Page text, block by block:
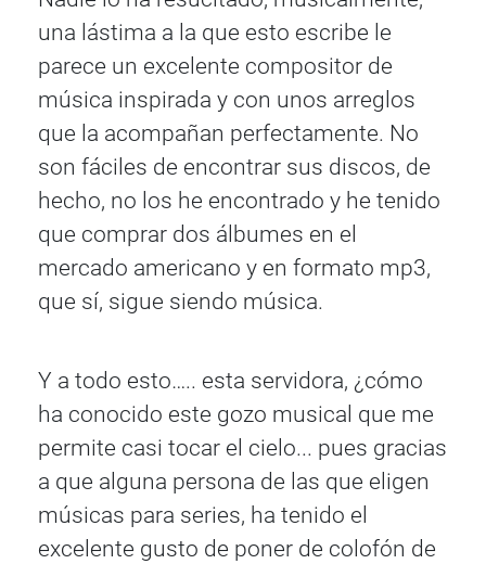
una lástima a la que esto escribe le
parece un excelente compositor de
música inspirada y con unos arreglos
que la acompañan perfectamente. No
son fáciles de encontrar sus discos, de
hecho, no los he encontrado y he tenido
que comprar dos álbumes en el
mercado americano y en formato mp3,
que sí, sigue siendo música.
Y a todo esto….. esta servidora, ¿cómo
ha conocido este gozo musical que me
permite casi tocar el cielo... pues gracias
a que alguna persona de las que eligen
músicas para series, ha tenido el
excelente gusto de poner de colofón de